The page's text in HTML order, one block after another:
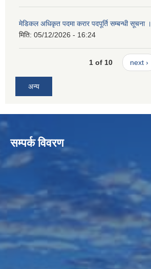
मेडिकल अधिकृत पदमा करार पदपूर्ति सम्बन्धी सूचना ।
मिति: 05/12/2026 - 16:24
1 of 10 next ›
अन्य
सम्पर्क विवरण